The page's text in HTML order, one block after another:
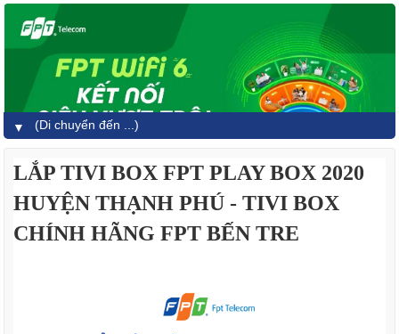
▼
LẮP TIVI BOX FPT PLAY BOX 2020
HUYỆN THẠNH PHÚ - TIVI BOX
CHÍNH HÃNG FPT BẾN TRE